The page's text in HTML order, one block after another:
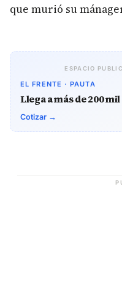
que murió su
ESPACIO
EL FRENTE · PAUTA
Llega a más de 200
Cotizar →